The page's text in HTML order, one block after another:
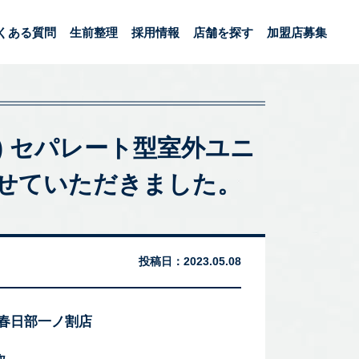
ある質問 生前整理 採用情報 店舗を探す 加盟店募集
パレート型室外ユニ
いただきました。
投稿日： 2023.05.08
日部一ノ割店